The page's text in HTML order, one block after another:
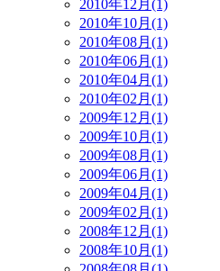
2010年12月(1)
2010年10月(1)
2010年08月(1)
2010年06月(1)
2010年04月(1)
2010年02月(1)
2009年12月(1)
2009年10月(1)
2009年08月(1)
2009年06月(1)
2009年04月(1)
2009年02月(1)
2008年12月(1)
2008年10月(1)